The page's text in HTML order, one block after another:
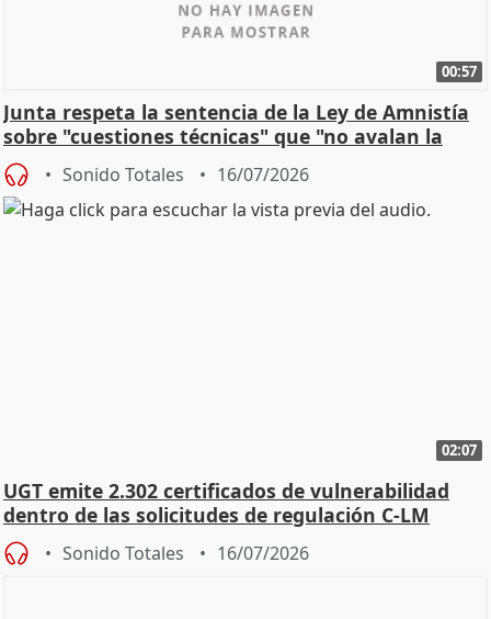
00:57
Junta respeta la sentencia de la Ley de Amnistía
sobre "cuestiones técnicas" que "no avalan la
const
Sonido Totales 16/07/2026
02:07
UGT emite 2.302 certificados de vulnerabilidad
dentro de las solicitudes de regulación C-LM
Sonido Totales 16/07/2026